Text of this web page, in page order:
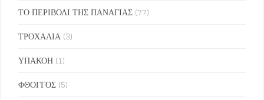
ΤΟ ΠΕΡΙΒΟΛΙ ΤΗΣ ΠΑΝΑΓΙΑΣ (77)
ΤΡΟΧΑΛΙΑ (3)
ΥΠΑΚΟΗ (1)
ΦΘΟΓΓΟΣ (5)